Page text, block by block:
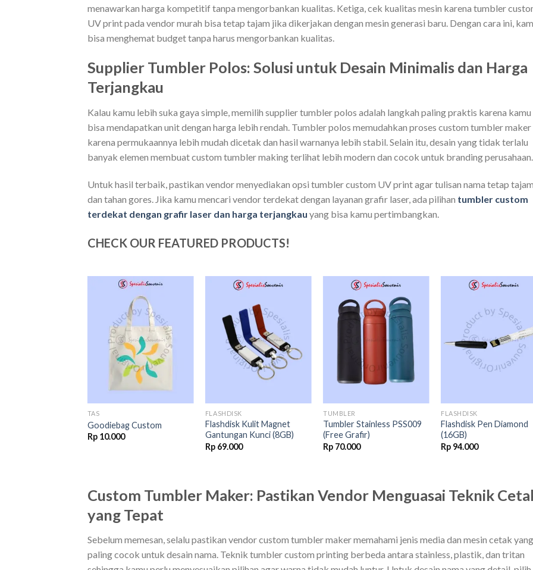
menawarkan harga kompetitif tanpa mengorbankan kualitas. Ketiga, cek kualitas mesin karena tumbler
UV print pada vendor murah bisa tetap tajam jika dikerjakan dengan mesin generasi baru. Dengan cara ini,
bisa menghemat budget tanpa harus mengorbankan kualitas.
Supplier Tumbler Polos: Solusi untuk Desain Minimalis dan Harga
Terjangkau
Kalau kamu lebih suka gaya simple, memilih supplier tumbler polos adalah langkah paling praktis karena kamu
bisa mendapatkan unit dengan harga lebih rendah. Tumbler polos memudahkan proses custom tumbler maker
karena permukaannya lebih mudah dicetak dan hasil warnanya lebih stabil. Selain itu, desain yang tidak terlalu
banyak elemen membuat custom tumbler making terlihat lebih modern dan cocok untuk branding perusahaan.
Untuk hasil terbaik, pastikan vendor menyediakan opsi tumbler custom UV print agar tulisan nama tetap tajam
dan tahan gores. Jika kamu mencari vendor terdekat dengan layanan grafir laser, ada pilihan tumbler custom
terdekat dengan grafir laser dan harga terjangkau yang bisa kamu pertimbangkan.
CHECK OUR FEATURED PRODUCTS!
Add to
wishlist
TAS
Goodiebag Custom
Rp10.000
Add to
wishlist
FLASHDISK
Flashdisk Kulit Magnet
Gantungan Kunci (8GB)
Rp69.000
Add to
TUMBLER
Tumbler Stainless PSS009
(Free Grafir)
Rp 70.000
Add
FLASHDISK
Flashdisk Pen Diamond
(16GB)
Rp 94.000
Custom Tumbler Maker: Pastikan Vendor Menguasai Teknik
yang Tepat
Sebelum memesan, selalu pastikan vendor custom tumbler maker memahami jenis media dan mesin cetak yang
paling cocok untuk desain nama. Teknik tumbler custom printing berbeda antara stainless, plastik, dan tritan